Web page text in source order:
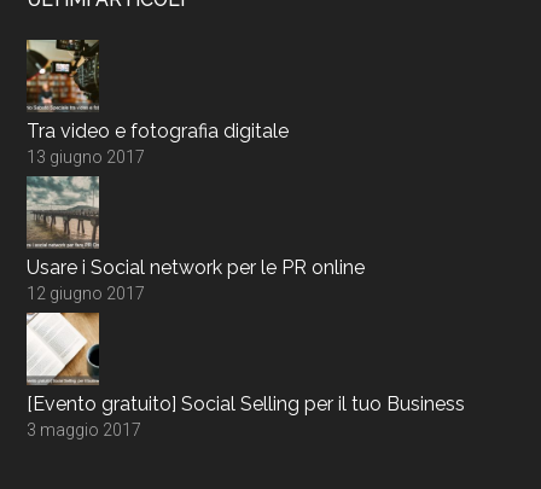
Tra video e fotografia digitale
13 giugno 2017
Usare i Social network per le PR online
12 giugno 2017
[Evento gratuito] Social Selling per il tuo Business
3 maggio 2017